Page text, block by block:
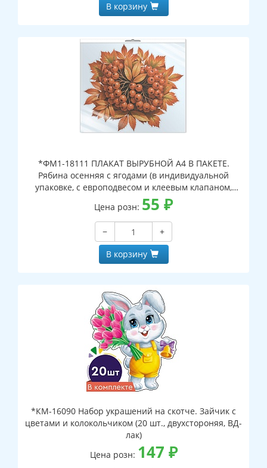
В корзину
*ФМ1-18111 ПЛАКАТ ВЫРУБНОЙ А4 В ПАКЕТЕ.
Рябина осенняя с ягодами (в индивидуальной
упаковке, с европодвесом и клеевым клапаном,
двухсторонний, ВД-лак)
Цена розн: 55 ₽
−
+
В корзину
*КМ-16090 Набор украшений на скотче. Зайчик с
цветами и колокольчиком (20 шт., двухстороняя, ВД-
лак)
Цена розн: 147 ₽